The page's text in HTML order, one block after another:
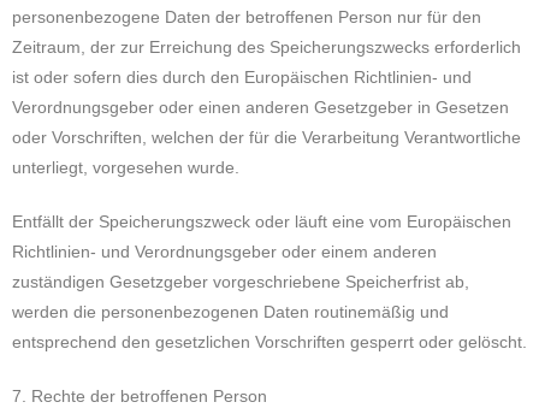
personenbezogene Daten der betroffenen Person nur für den
Zeitraum, der zur Erreichung des Speicherungszwecks erforderlich
ist oder sofern dies durch den Europäischen Richtlinien- und
Verordnungsgeber oder einen anderen Gesetzgeber in Gesetzen
oder Vorschriften, welchen der für die Verarbeitung Verantwortliche
unterliegt, vorgesehen wurde.
Entfällt der Speicherungszweck oder läuft eine vom Europäischen
Richtlinien- und Verordnungsgeber oder einem anderen
zuständigen Gesetzgeber vorgeschriebene Speicherfrist ab,
werden die personenbezogenen Daten routinemäßig und
entsprechend den gesetzlichen Vorschriften gesperrt oder gelöscht.
7. Rechte der betroffenen Person